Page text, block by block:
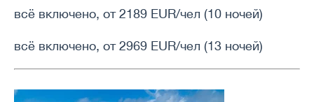
всё включено, от 2189 EUR/чел (10 ночей)
всё включено, от 2969 EUR/чел (13 ночей)